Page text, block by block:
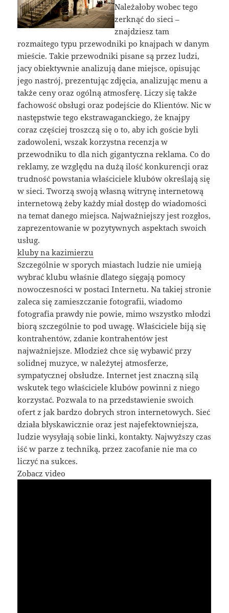
Należałoby wobec tego
zerknąć do sieci –
znajdziesz tam
rozmaitego typu przewodniki po knajpach w danym
mieście. Takie przewodniki pisane są przez ludzi,
jacy obiektywnie analizują dane miejsce, opisując
jego nastrój, prezentując zdjęcia, analizując menu a
także ceny oraz ogólną atmosferę. Liczy się także
fachowość obsługi oraz podejście do Klientów. Nic w
następstwie tego ekstrawaganckiego, że knajpy
coraz częściej troszczą się o to, aby ich goście byli
zadowoleni, wszak korzystna recenzja w
przewodniku to dla nich gigantyczna reklama. Co do
reklamy, ze względu na dużą ilość konkurencji oraz
trudność powstania właściciele klubów określają się
w sieci. Tworzą swoją własną witrynę internetową
internetową żeby każdy miał dostęp do wiadomości
na temat danego miejsca. Najważniejszy jest rozgłos,
zaprezentowanie w pozytywnych aspektach swoich
usług.
kluby na kazimierzu
Szczególnie w sporych miastach ludzie nie umieją
wybrać klubu właśnie dlatego sięgają pomocy
nowoczesności w postaci Internetu. Na takiej stronie
zaleca się zamieszczanie fotografii, wiadomo
fotografia prawdy nie powie, mimo wszystko młodzi
biorą szczególnie to pod uwagę. Właściciele biją się
kontrahentów, zdanie kontrahentów jest
najważniejsze. Młodzież chce się wybawić przy
solidnej muzyce, w należytej atmosferze,
sympatycznej obsłudze. Internet jest znaczną silą
wskutek tego właściciele klubów powinni z niego
korzystać. Pozwala to na przedstawienie swoich
ofert z jak bardzo dobrych stron internetowych. Sieć
działa błyskawicznie oraz jest najefektowniejsza,
ludzie wysyłają sobie linki, kontakty. Najwyższy czas
iść w parze z techniką, przez zacofanie nie ma co
liczyć na sukces.
Zobacz video